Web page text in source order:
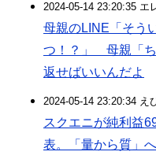
2024-05-14 23:20:35 エ
母親のLINE「そう
つ！？」 母親「
返せばいいんだよ
2024-05-14 23:20:34 え
スクエニが純利益
表。「量から質」